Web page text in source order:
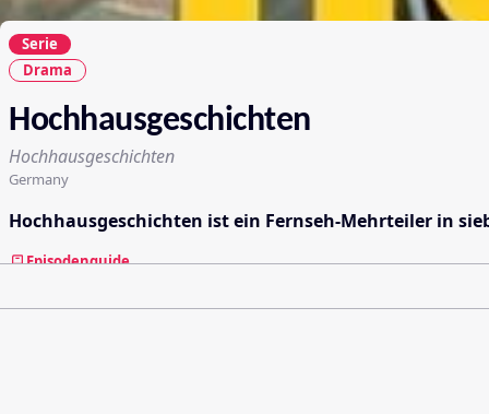
Serie
Drama
Hochhausgeschichten
Hochhausgeschichten
Germany
Hochhausgeschichten ist ein Fernseh-Mehrteiler in
Episodenguide